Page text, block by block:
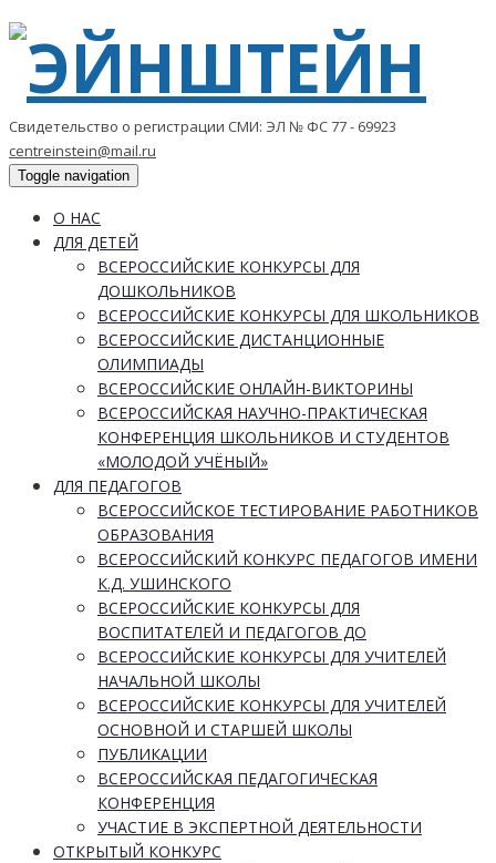
Свидетельство о регистрации СМИ: ЭЛ № ФС 77 - 69923
centreinstein@mail.ru
Toggle navigation
О НАС
ДЛЯ ДЕТЕЙ
ВСЕРОССИЙСКИЕ КОНКУРСЫ ДЛЯ
ДОШКОЛЬНИКОВ
ВСЕРОССИЙСКИЕ КОНКУРСЫ ДЛЯ ШКОЛЬНИКОВ
ВСЕРОССИЙСКИЕ ДИСТАНЦИОННЫЕ
ОЛИМПИАДЫ
ВСЕРОССИЙСКИЕ ОНЛАЙН-ВИКТОРИНЫ
ВСЕРОССИЙСКАЯ НАУЧНО-ПРАКТИЧЕСКАЯ
КОНФЕРЕНЦИЯ ШКОЛЬНИКОВ И СТУДЕНТОВ
«МОЛОДОЙ УЧЁНЫЙ»
ДЛЯ ПЕДАГОГОВ
ВСЕРОССИЙСКОЕ ТЕСТИРОВАНИЕ РАБОТНИКОВ
ОБРАЗОВАНИЯ
ВСЕРОССИЙСКИЙ КОНКУРС ПЕДАГОГОВ ИМЕНИ
К.Д. УШИНСКОГО
ВСЕРОССИЙСКИЕ КОНКУРСЫ ДЛЯ
ВОСПИТАТЕЛЕЙ И ПЕДАГОГОВ ДО
ВСЕРОССИЙСКИЕ КОНКУРСЫ ДЛЯ УЧИТЕЛЕЙ
НАЧАЛЬНОЙ ШКОЛЫ
ВСЕРОССИЙСКИЕ КОНКУРСЫ ДЛЯ УЧИТЕЛЕЙ
ОСНОВНОЙ И СТАРШЕЙ ШКОЛЫ
ПУБЛИКАЦИИ
ВСЕРОССИЙСКАЯ ПЕДАГОГИЧЕСКАЯ
КОНФЕРЕНЦИЯ
УЧАСТИЕ В ЭКСПЕРТНОЙ ДЕЯТЕЛЬНОСТИ
ОТКРЫТЫЙ КОНКУРС